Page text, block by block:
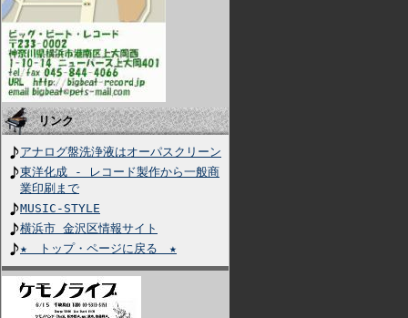
リンク
アナログ盤洗浄液はオーパスクリーン
東洋化成 - レコード製作から一般商
業印刷まで
MUSIC-STYLE
横浜市 金沢区情報サイト
★ トップ・ページに戻る ★